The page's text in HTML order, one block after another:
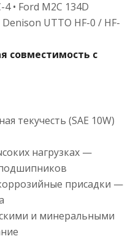
• Ford M2C 134D
Denison UTTO HF-0 / HF-
совместимость с
текучесть (SAE 10W)
нагрузках —
присадки —
и минеральными